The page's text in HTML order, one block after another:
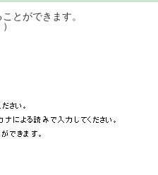
検索することがで